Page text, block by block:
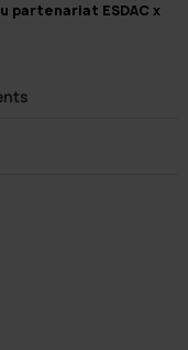
partenariat ESDAC x